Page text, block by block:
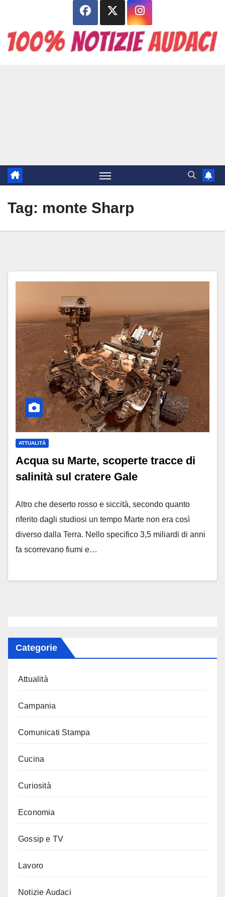
contenuto
Tag: monte Sharp
ATTUALITÀ
Acqua su Marte, scoperte tracce di
salinità sul cratere Gale
Altro che deserto rosso e siccità, secondo quanto
riferito dagli studiosi un tempo Marte non era così
diverso dalla Terra. Nello specifico 3,5 miliardi di anni
fa scorrevano fiumi e…
Categorie
Attualità
Campania
Comunicati Stampa
Cucina
Curiosità
Economia
Gossip e TV
Lavoro
Notizie Audaci